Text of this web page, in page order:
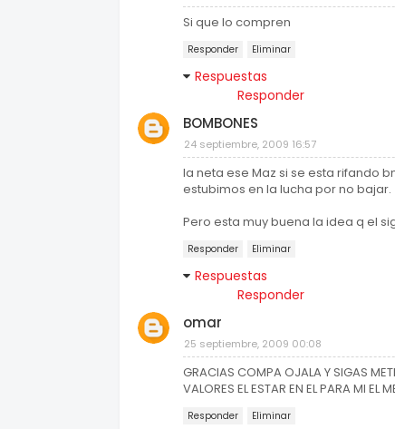
Si que lo compren
Responder Eliminar
Respuestas
Responder
BOMBONES
24 septiembre, 2009 16:57
la neta ese Maz si se esta rifando
estubimos en la lucha por no bajar.
Pero esta muy buena la idea q el
Responder Eliminar
Respuestas
Responder
omar
25 septiembre, 2009 00:08
GRACIAS COMPA OJALA Y SIGAS
VALORES EL ESTAR EN EL PARA MI EL
Responder Eliminar